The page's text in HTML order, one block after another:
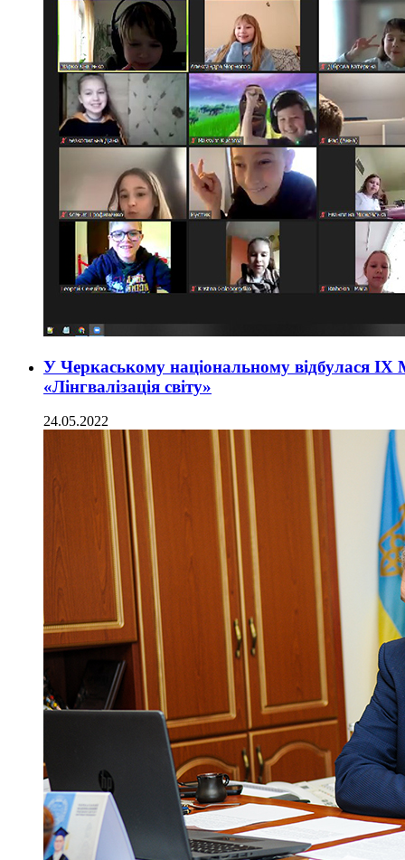
У Черкаському національному відбулася ІХ
«Лінгвалізація світу»
24.05.2022